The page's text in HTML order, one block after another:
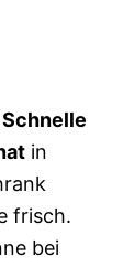
Schnelle
in
frisch.
bei